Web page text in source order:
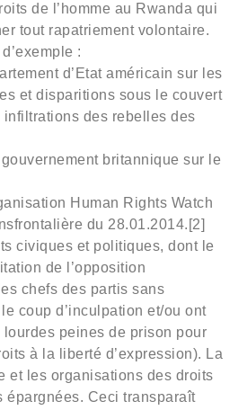
de l’homme au Rwanda qui
tout rapatriement volontaire.
:
d’Etat américain sur les
et disparitions sous le couvert
des rebelles des
britannique sur le
Human Rights Watch
du 28.01.2014.[2]
civiques et politiques, dont le
de l’opposition
chefs des partis sans
coup d’inculpation et/ou ont
peines de prison pour
à la liberté d’expression). La
et les organisations des droits
épargnées. Ceci transparaît